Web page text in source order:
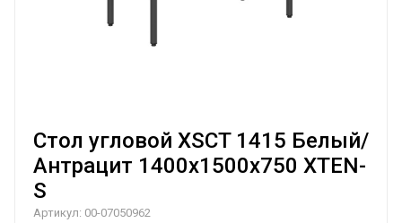
Стол угловой XSCT 1415 Белый/
Антрацит 1400х1500х750 XTEN-
S
Артикул: 00-07050962